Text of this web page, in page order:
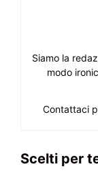
Siamo la
modo
Contattaci
Scelti per